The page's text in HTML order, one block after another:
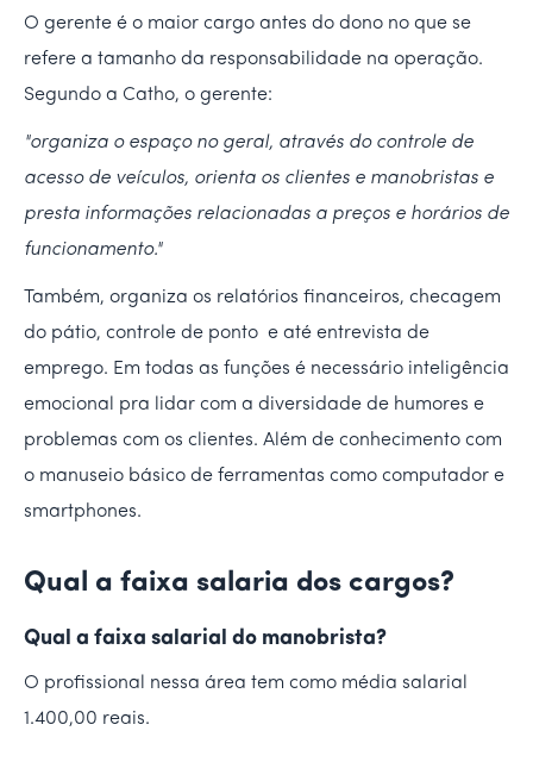
O gerente é o maior cargo antes do dono no que se
refere a tamanho da responsabilidade na operação.
Segundo a Catho, o gerente:
"organiza o espaço no geral, através do controle de
acesso de veículos, orienta os clientes e manobristas e
presta informações relacionadas a preços e horários de
funcionamento."
Também, organiza os relatórios financeiros, checagem
do pátio, controle de ponto e até entrevista de
emprego. Em todas as funções é necessário inteligência
emocional pra lidar com a diversidade de humores e
problemas com os clientes. Além de conhecimento com
o manuseio básico de ferramentas como computador e
smartphones.
Qual a faixa salaria dos cargos?
Qual a faixa salarial do manobrista?
O profissional nessa área tem como média salarial
1.400,00 reais.